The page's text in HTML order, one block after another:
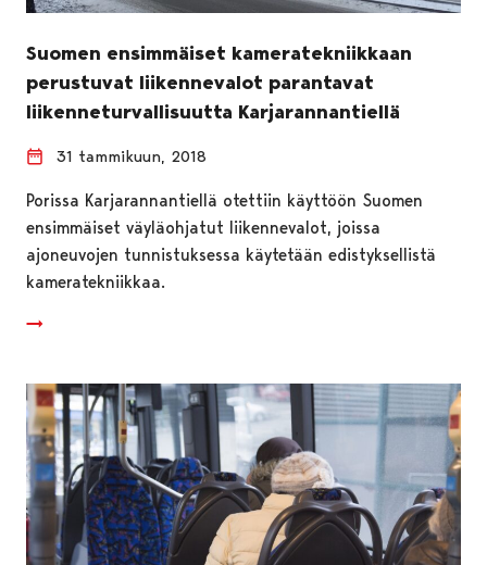
Suomen ensimmäiset kameratekniikkaan
perustuvat liikennevalot parantavat
liikenneturvallisuutta Karjarannantiellä
31 tammikuun, 2018
Porissa Karjarannantiellä otettiin käyttöön Suomen
ensimmäiset väyläohjatut liikennevalot, joissa
ajoneuvojen tunnistuksessa käytetään edistyksellistä
kameratekniikkaa.